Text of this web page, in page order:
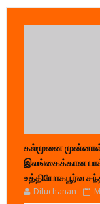
கல்முனை முன்னாள்
இலங்கைக்கான
உத்தியோகபூர்வ
Diluchanan